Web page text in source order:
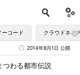
ーコード クラウドネイ
2014年8月1日 公開
わる都市伝説